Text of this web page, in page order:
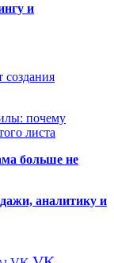
и
создания
почему
листа
больше не
аналитику и